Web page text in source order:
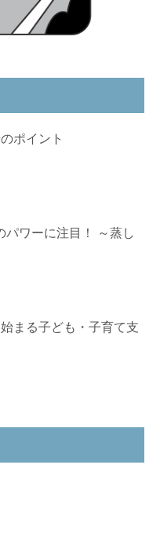
ポイント
パワーに注目！ ～蒸し
まる子ども・子育て支